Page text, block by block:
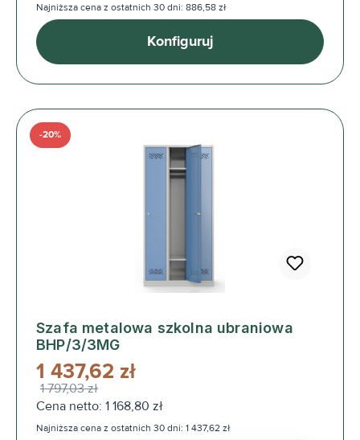
Najniższa cena z ostatnich 30 dni: 886,58 zł
Konfiguruj
Szafa metalowa szkolna ubraniowa
BHP/3/3MG
-20%
1 437,62 zł
1 797,03 zł
Cena netto: 1 168,80 zł
Najniższa cena z ostatnich 30 dni: 1 437,62 zł